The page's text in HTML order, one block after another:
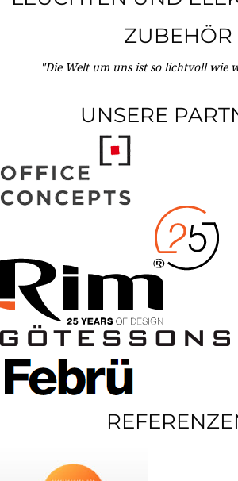
ZUBEHÖR
"Die Welt um uns ist so lichtvoll wie
UNSERE